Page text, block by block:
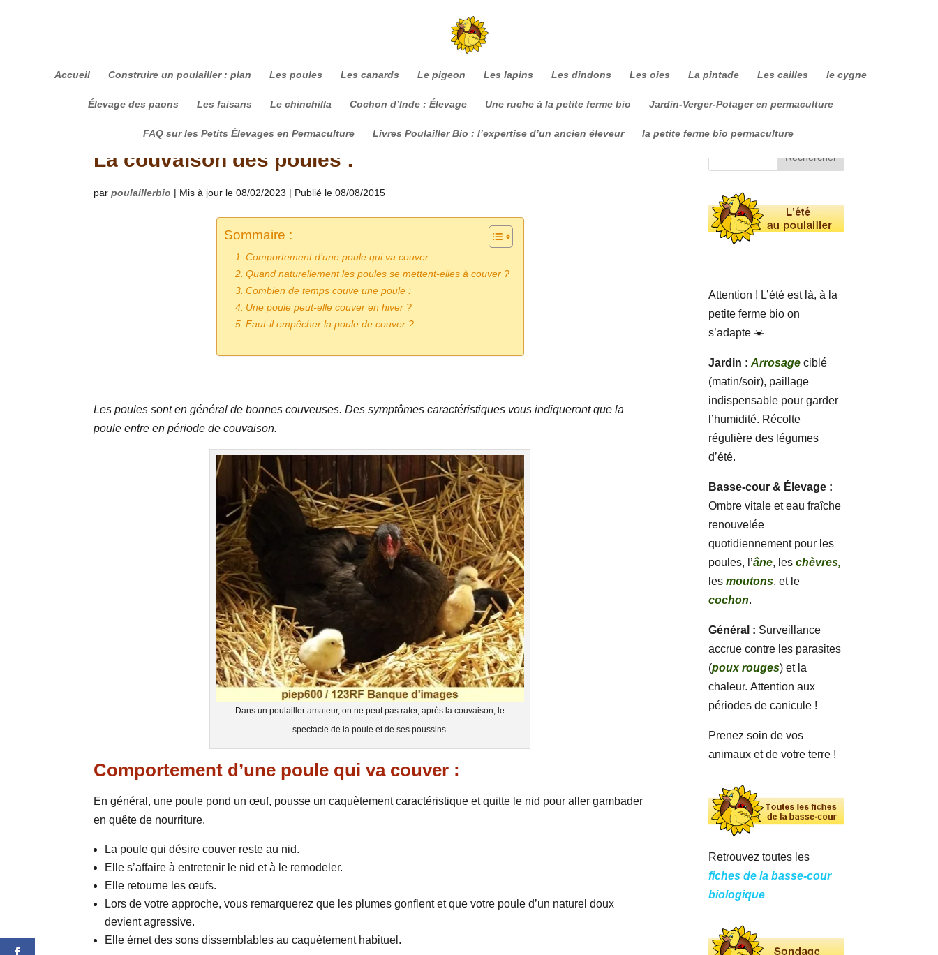
Accueil Construire un poulailler : plan Les poules Les canards Le pigeon Les lapins Les dindons Les oies La pintade Les cailles le cygne
Élevage des paons Les faisans Le chinchilla Cochon d’Inde : Élevage Une ruche à la petite ferme bio Jardin-Verger-Potager en permaculture
FAQ sur les Petits Élevages en Permaculture Livres Poulailler Bio : l’expertise d’un ancien éleveur la petite ferme bio permaculture
La couvaison des poules :
parpoulaillerbio | Mis à jour le 08/02/2023 | Publié le 08/08/2015
Sommaire :
Comportement d’une poule qui va couver :
Quand naturellement les poules se mettent-elles à couver ?
Combien de temps couve une poule :
Une poule peut-elle couver en hiver ?
Faut-il empêcher la poule de couver ?
Les poules sont en général de bonnes couveuses. Des symptômes caractéristiques vous indiqueront que la
poule entre en période de couvaison.
Dans un poulailler amateur, on ne peut pas rater, après la couvaison, le
spectacle de la poule et de ses poussins.
Comportement d’une poule qui va couver :
En général, une poule pond un œuf, pousse un caquètement caractéristique et quitte le nid pour aller gambader
en quête de nourriture.
La poule qui désire couver reste au nid.
Elle s’affaire à entretenir le nid et à le remodeler.
Elle retourne les œufs.
Lors de votre approche, vous remarquerez que les plumes gonflent et que votre poule d’un naturel doux
devient agressive.
Elle émet des sons dissemblables au caquètement habituel.
Attention ! L’été est là, à la
petite ferme bio on
s’adapte ☀️
Jardin : Arrosage ciblé
(matin/soir), paillage
indispensable pour garder
l’humidité. Récolte
régulière des légumes
d’été.
Basse-cour & Élevage :
Ombre vitale et eau fraîche
renouvelée
quotidiennement pour les
poules, l’âne, leschèvres,
lesmoutons, et le
cochon.
Général : Surveillance
accrue contre les parasites
(poux rouges) et la
chaleur. Attention aux
périodes de canicule !
Prenez soin de vos
animaux et de votre terre !
Retrouvez toutes les
fiches de la basse-cour
biologique